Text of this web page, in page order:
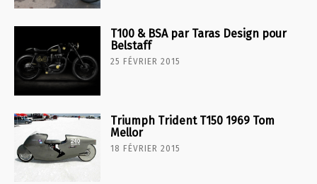
T100 & BSA par Taras Design pour
Belstaff
25 FÉVRIER 2015
Triumph Trident T150 1969 Tom
Mellor
18 FÉVRIER 2015